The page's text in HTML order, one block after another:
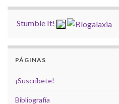
Stumble It!
PÁGINAS
¡Suscríbete!
Bibliografía